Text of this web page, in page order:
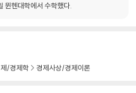
헨대학에서 수학했다.
/경제학 경제사상/경제이론